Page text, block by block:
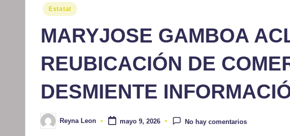
Publicado
Estatal
MARYJOSE GAMBOA
REUBICACIÓN DE
DESMIENTE
Publicado
por
Reyna Leon mayo 9, 2026 No hay comentarios